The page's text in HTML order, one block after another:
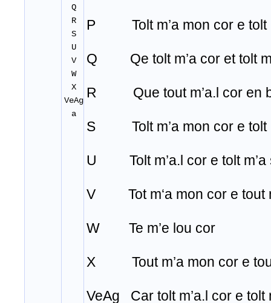
Q
R
S
U
V
W
X
VeAg
a
P Tolt m’a mon cor e tolt
Q Qe tolt m’a cor et tolt
R Que tout m’a.l cor en
S Tolt m’a mon cor e tolt
U Tolt m’a.l cor e tolt m’a
V Tot m‘a mon cor e tout
W Te m’e lou cor
X Tout m’a mon cor e tout
VeAg Car tolt m’a.l cor e tolt